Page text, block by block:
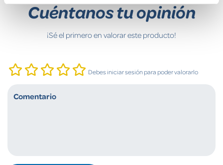
Cuéntanos tu opinión
¡Sé el primero en valorar este producto!
Debes iniciar sesión para poder valorarlo